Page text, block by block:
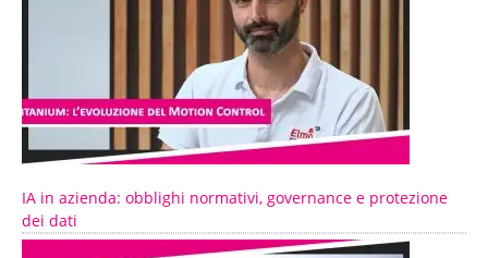
IA in azienda: obblighi normativi, governance e protezione
dei dati